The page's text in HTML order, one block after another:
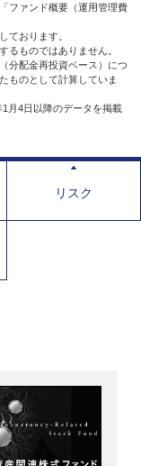
ファンド概要（運用管理費
ております。
るものではありません。
分配金再投資ベース）につ
ものとして計算していま
月4日以降のデータを掲載
リスク